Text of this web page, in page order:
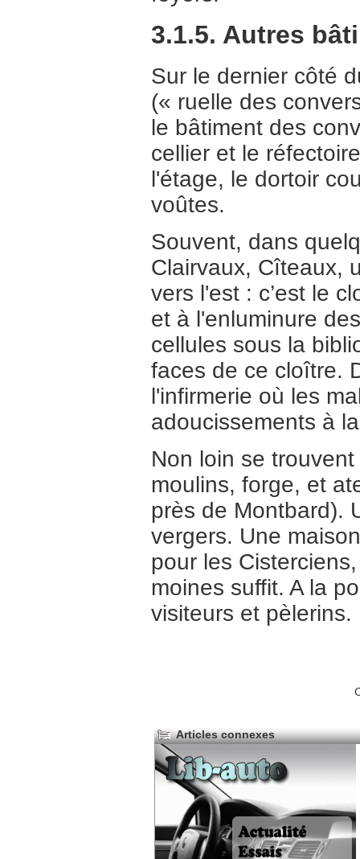
3.1.5. Autres
Sur le dernier côté
(« ruelle des
le bâtiment des
cellier et le
l'étage, le dortoir
voûtes.
Souvent, dans
Clairvaux, Cîteaux,
vers l'est : c’est le
et à l'enluminure
cellules sous la
faces de ce cloître.
l'infirmerie où les
adoucissements à
Non loin se
moulins, forge, et
près de Montbard).
vergers. Une
pour les
moines suffit. A la
visiteurs et pèlerins.
Articles connexes